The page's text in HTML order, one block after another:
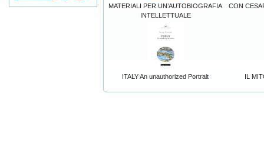
MATERIALI PER UN’AUTOBIOGRAFIA
INTELLETTUALE
CON
ITALY An unauthorized Portrait IL